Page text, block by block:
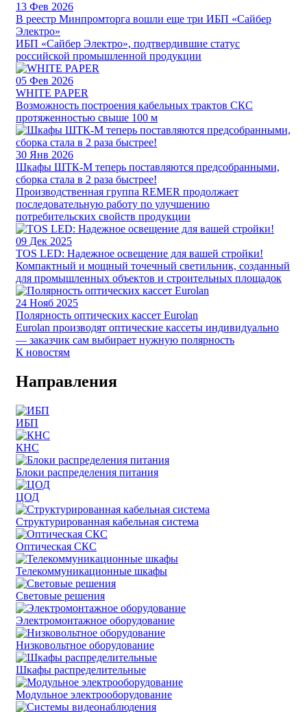
13 Фев 2026
В реестр Минпромторга вошли еще три ИБП «Сайбер
Электро»
ИБП «Сайбер Электро», подтвердившие статус
российской промышленной продукции
05 Фев 2026
WHITE PAPER
Возможность построения кабельных трактов СКС
протяженностью свыше 100 м
30 Янв 2026
Шкафы ШТК-М теперь поставляются предсобранными,
сборка стала в 2 раза быстрее!
Производственная группа REMER продолжает
последовательную работу по улучшению
потребительских свойств продукции
09 Дек 2025
TOS LED: Надежное освещение для вашей стройки!
Компактный и мощный точечный светильник, созданный
для промышленных объектов и строительных площадок
24 Нояб 2025
Полярность оптических кассет Eurolan
Eurolan производят оптические кассеты индивидуально
— заказчик сам выбирает нужную полярность
К новостям
Направления
ИБП
КНС
Блоки распределения питания
ЦОД
Структурированная кабельная система
Оптическая СКС
Телекоммуникационные шкафы
Световые решения
Электромонтажное оборудование
Низковольтное оборудование
Шкафы распределительные
Модульное электрооборудование